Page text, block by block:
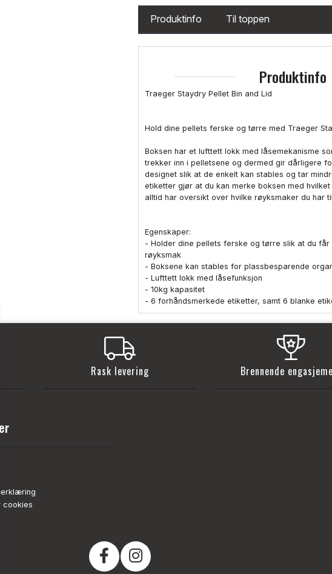
Produktinfo Til toppen
Produktinfo
Traeger Staydry Pellet Bin and Lid
Hold dine pellets ferske og tørre med Traeger
Boksen har et lufttett lokk med låsemekanisme
trekker inn i pelletsene og dermed gir dårligere
designet slik at de enkelt kan stables og tar
etiketter gjør at du kan merke boksen med hvilket
alltid har oversikt over hvilke røyksmaker du har
Egenskaper:
- Holder dine pellets ferske og tørre slik at du
røyksmak
- Boksene kan stables for plassbesparende
- Lufttett lokk med låsefunksjon
- 10kg kapasitet
- 6 forhåndsmerkede etiketter, samt 6 blanke
Rask levering Brennende
cookies